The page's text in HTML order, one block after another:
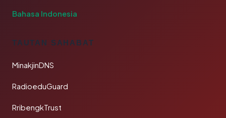
Bahasa Indonesia
TAUTAN SAHABAT
MinakjinDNS
RadioeduGuard
RribengkTrust